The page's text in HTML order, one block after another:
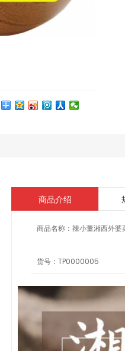
商品介绍
商品名称： 辣小董湘西外
货号： TP0000005